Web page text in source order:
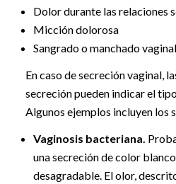
Dolor durante las relaciones
Micción dolorosa
Sangrado o manchado
En caso de secreción vaginal,
secreción pueden indicar el
Algunos ejemplos incluyen los
Vaginosis bacteriana.
una secreción de color
desagradable. El olor,